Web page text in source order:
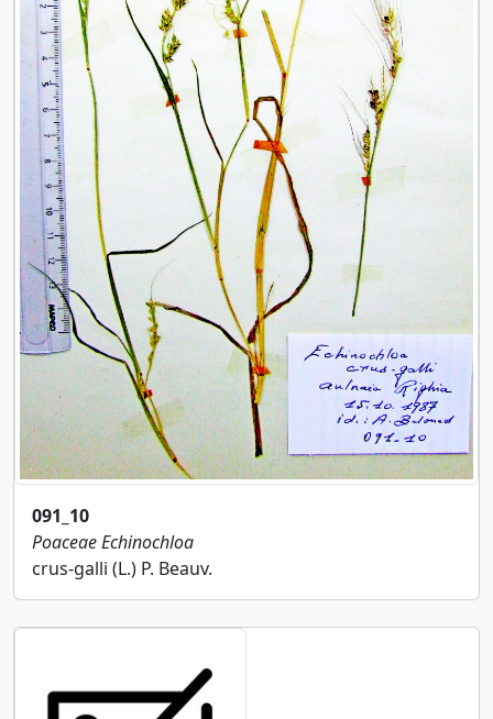
091_10
PoaceaeEchinochloa
crus-galli (L.) P. Beauv.